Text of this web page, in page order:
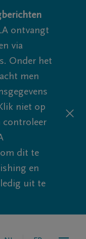
ontvangt
via
Onder het
men
niet op
controleer
dit te
en
uit te